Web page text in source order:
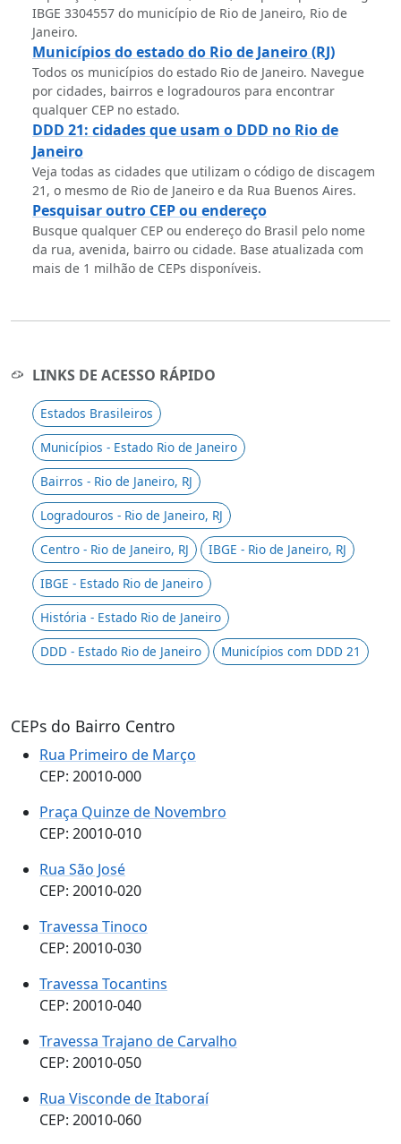
IBGE 3304557 do município de Rio de Janeiro, Rio de
Janeiro.
Municípios do estado do Rio de Janeiro (RJ)
Todos os municípios do estado Rio de Janeiro. Navegue
por cidades, bairros e logradouros para encontrar
qualquer CEP no estado.
DDD 21: cidades que usam o DDD no Rio de
Janeiro
Veja todas as cidades que utilizam o código de discagem
21, o mesmo de Rio de Janeiro e da Rua Buenos Aires.
Pesquisar outro CEP ou endereço
Busque qualquer CEP ou endereço do Brasil pelo nome
da rua, avenida, bairro ou cidade. Base atualizada com
mais de 1 milhão de CEPs disponíveis.
LINKS DE ACESSO RÁPIDO
Estados Brasileiros
Municípios - Estado Rio de Janeiro
Bairros - Rio de Janeiro, RJ
Logradouros - Rio de Janeiro, RJ
Centro - Rio de Janeiro, RJ
IBGE - Rio de Janeiro, RJ
IBGE - Estado Rio de Janeiro
História - Estado Rio de Janeiro
DDD - Estado Rio de Janeiro
Municípios com DDD 21
CEPs do Bairro Centro
Rua Primeiro de Março
CEP: 20010-000
Praça Quinze de Novembro
CEP: 20010-010
Rua São José
CEP: 20010-020
Travessa Tinoco
CEP: 20010-030
Travessa Tocantins
CEP: 20010-040
Travessa Trajano de Carvalho
CEP: 20010-050
Rua Visconde de Itaboraí
CEP: 20010-060